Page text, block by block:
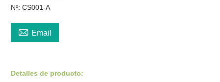
Nº: CS001-A
 Email
Detalles de producto: